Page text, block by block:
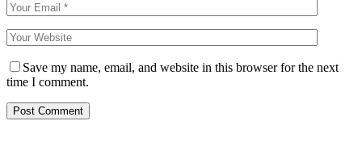
Save my name, email, and website in this browser for the next
time I comment.